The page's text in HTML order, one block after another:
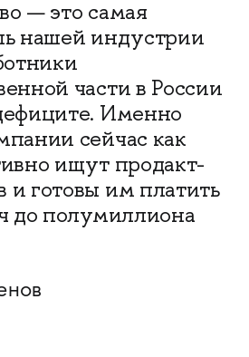
— это самая
нашей индустрии
части в России
Именно
сейчас как
ищут продакт-
и готовы им платить
до полумиллиона